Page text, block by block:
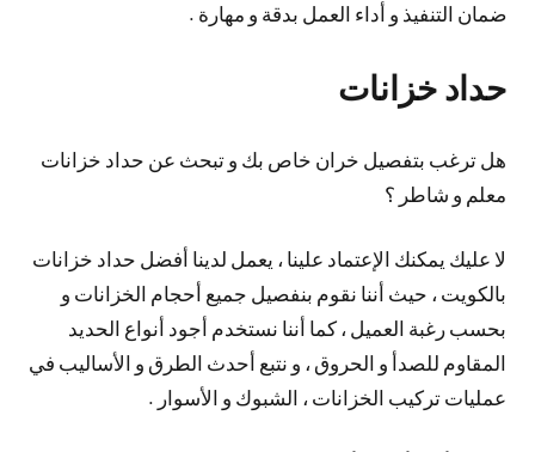
ضمان التنفيذ و أداء العمل بدقة و مهارة .
حداد خزانات
هل ترغب بتفصيل خران خاص بك و تبحث عن حداد خزانات
معلم و شاطر ؟
لا عليك يمكنك الإعتماد علينا ، يعمل لدينا أفضل حداد خزانات
بالكويت ، حيث أننا نقوم بنفصيل جميع أحجام الخزانات و
بحسب رغبة العميل ، كما أننا نستخدم أجود أنواع الحديد
المقاوم للصدأ و الحروق ، و نتبع أحدث الطرق و الأساليب في
عمليات تركيب الخزانات ، الشبوك و الأسوار .